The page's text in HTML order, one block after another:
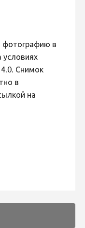
фотографию в
условиях
Снимок
в
на